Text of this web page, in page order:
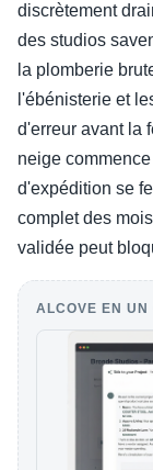
discrètement
des studios
la plomberie
l'ébénisterie et
d'erreur avant la
neige
d'expédition se
complet des
validée peut
ALCOVE EN